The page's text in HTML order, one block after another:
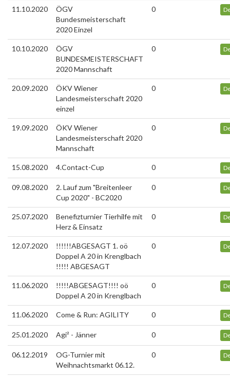
11.10.2020
ÖGV
Bundesmeisterschaft
2020 Einzel
0
10.10.2020
ÖGV
BUNDESMEISTERSCHAFT
2020 Mannschaft
0
20.09.2020
ÖKV Wiener
Landesmeisterschaft 2020
einzel
0
19.09.2020
ÖKV Wiener
Landesmeisterschaft 2020
Mannschaft
0
15.08.2020 4.Contact-Cup 0
09.08.2020
2. Lauf zum "Breitenleer
Cup 2020" - BC2020
0
25.07.2020
Benefizturnier Tierhilfe mit
Herz & Einsatz
0
12.07.2020
!!!!!!ABGESAGT 1. oö
Doppel A 20 in Krenglbach
!!!!! ABGESAGT
0
11.06.2020
!!!!!ABGESAGT!!!! oö
Doppel A 20 in Krenglbach
0
11.06.2020 Come & Run: AGILITY 0
25.01.2020 Agi² - Jänner 0
06.12.2019
OG-Turnier mit
Weihnachtsmarkt 06.12.
0